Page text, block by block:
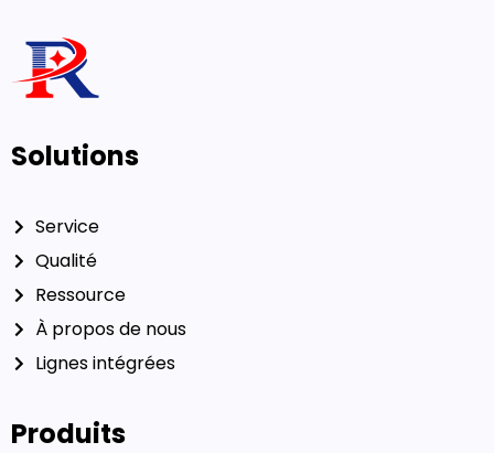
Solutions
Service
Qualité
Ressource
À propos de nous
Lignes intégrées
Produits